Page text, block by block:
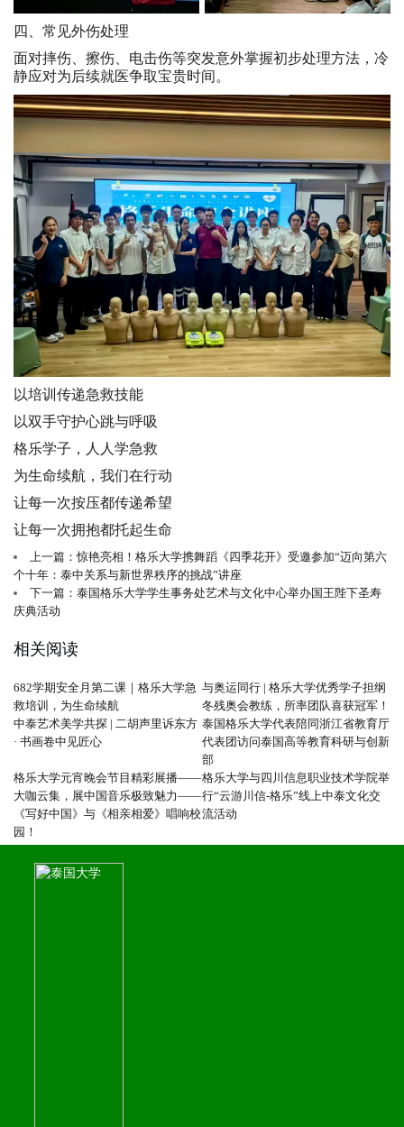
四、常见外伤处理
面对摔伤、擦伤、电击伤等突发意外掌握初步处理方法，冷
静应对为后续就医争取宝贵时间。
以培训传递急救技能
以双手守护心跳与呼吸
格乐学子，人人学急救
为生命续航，我们在行动
让每一次按压都传递希望
让每一次拥抱都托起生命
上一篇：惊艳亮相！格乐大学携舞蹈《四季花开》受邀参加“迈向第六
个十年：泰中关系与新世界秩序的挑战”讲座
下一篇：泰国格乐大学学生事务处艺术与文化中心举办国王陛下圣寿
庆典活动
相关阅读
682学期安全月第二课｜格乐大学急
救培训，为生命续航
与奥运同行 | 格乐大学优秀学子担纲
冬残奥会教练，所率团队喜获冠军！
中泰艺术美学共探 | 二胡声里诉东方
· 书画卷中见匠心
泰国格乐大学代表陪同浙江省教育厅
代表团访问泰国高等教育科研与创新
部
格乐大学元宵晚会节目精彩展播——
大咖云集，展中国音乐极致魅力——
《写好中国》与《相亲相爱》唱响校
园！
格乐大学与四川信息职业技术学院举
行“云游川信-格乐”线上中泰文化交
流活动